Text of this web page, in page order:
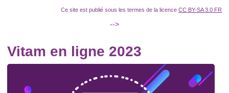
Ce site est publié sous les termes de la licence CC BY-SA 3.0 FR
-->
Vitam en ligne 2023